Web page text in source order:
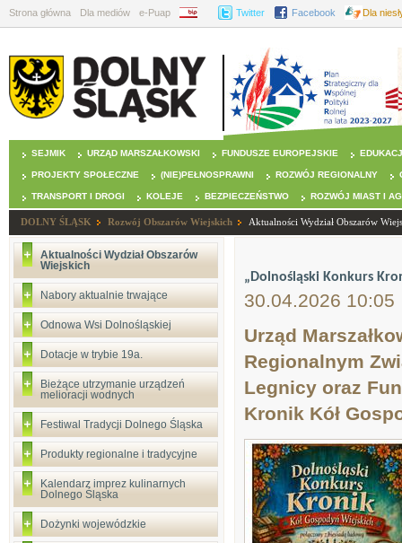
Strona główna Dla mediów e-Puap BIP Twitter Facebook Dla
SEJMIK URZĄD MARSZAŁKOWSKI FUNDUSZE EUROPEJSKIE
PROJEKTY SPOŁECZNE (NIE)PEŁNOSPRAWNI ROZWÓJ REGIONALNY
TRANSPORT I DROGI KOLEJE BEZPIECZEŃSTWO ROZWÓJ MIAST I
DOLNY ŚLĄSK Rozwój Obszarów Wiejskich Aktualności Wydział Obszarów
Aktualności Wydział Obszarów
Wiejskich
Nabory aktualnie trwające
Odnowa Wsi Dolnośląskiej
Dotacje w trybie 19a.
Bieżące utrzymanie urządzeń
melioracji wodnych
Festiwal Tradycji Dolnego Śląska
Produkty regionalne i tradycyjne
Kalendarz imprez kulinarnych
Dolnego Śląska
Dożynki wojewódzkie
„Dolnośląski Konkurs
30.04.2026 10:05
Urząd
Regionalnym
Legnicy oraz
Kronik Kół